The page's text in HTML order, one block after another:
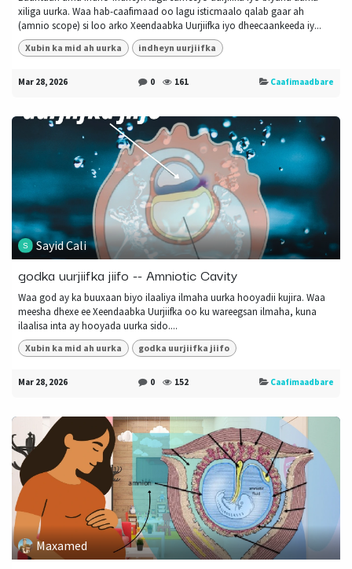
xiliga uurka. Waa hab-caafimaad oo lagu isticmaalo qalab gaar ah
(amnio scope) si loo arko Xeendaabka Uurjiifka iyo dheecaankeeda iy...
Xubin ka mid ah uurka indheyn uurjiifka
Mar 28, 2026 0 161 Caafimaadbare
Sayid Cali
godka uurjiifka jiifo -- Amniotic Cavity
Waa god ay ka buuxaan biyo ilaaliya ilmaha uurka hooyadii kujira. Waa
meesha dhexe ee Xeendaabka Uurjiifka oo ku wareegsan ilmaha, kuna
ilaalisa inta ay hooyada uurka sido....
Xubin ka mid ah uurka godka uurjiifka jiifo
Mar 28, 2026 0 152 Caafimaadbare
Maxamed